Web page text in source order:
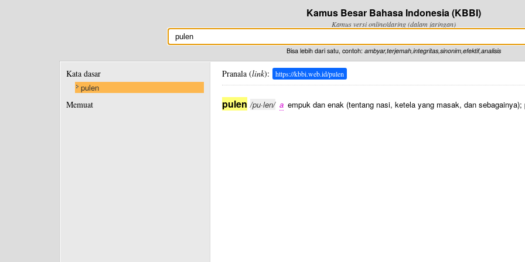
Kamus Besar Bahasa Indonesia (KBBI)
Kamus versi online/daring (dalam jaringan)
Bisa lebih dari satu, contoh: ambyar,terjemah,integritas,sinonim,efektif,analisis
Kata dasar
pulen
Memuat
Pranala (link): https://kbbi.web.id/pulen
pulen /pu·len/ a empuk dan enak (tentang nasi, ketela yang masak, dan sebagainya);